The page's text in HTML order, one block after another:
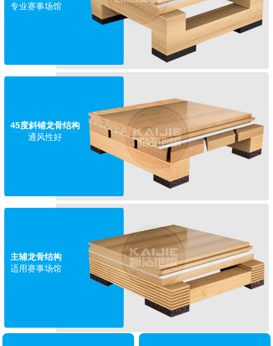
专业赛事场馆
45度斜铺龙骨结构
通风性好
主辅龙骨结构
适用赛事场馆